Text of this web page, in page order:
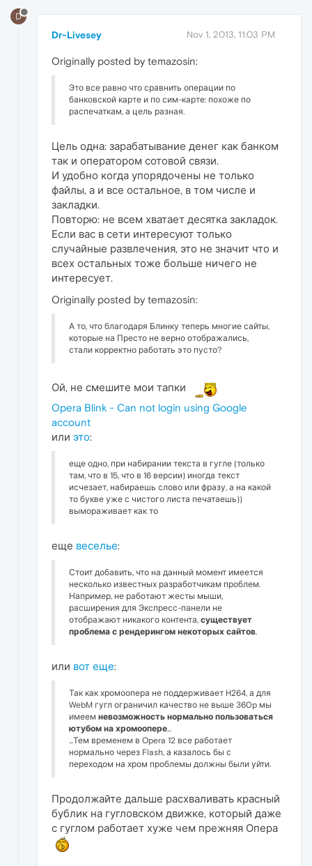
D
Dr-Livesey Nov 1, 2013, 11:03 PM
Originally posted by temazosin:
Это все равно что сравнить операции по
банковской карте и по сим-карте: похоже по
распечаткам, а цель разная.
Цель одна: зарабатывание денег как банком
так и оператором сотовой связи.
И удобно когда упорядочены не только
файлы, а и все остальное, в том числе и
закладки.
Повторю: не всем хватает десятка закладок.
Если вас в сети интересуют только
случайные развлечения, это не значит что и
всех остальных тоже больше ничего не
интересует.
Originally posted by temazosin:
А то, что благодаря Блинку теперь многие сайты,
которые на Престо не верно отображались,
стали корректно работать это пусто?
Ой, не смешите мои тапки
Opera Blink - Can not login using Google
account
или это:
еще одно, при набирании текста в гугле (только
там, что в 15, что в 16 версии) иногда текст
исчезает, набираешь слово или фразу, а на какой
то букве уже с чистого листа печатаешь))
вымораживает как то
еще веселье:
Стоит добавить, что на данный момент имеется
несколько известных разработчикам проблем.
Например, не работают жесты мыши,
расширения для Экспресс-панели не
отображают никакого контента, существует
проблема с рендерингом некоторых сайтов.
или вот еще:
Так как хромоопера не поддерживает H264, а для
WebM гугл ограничил качество не выше 360p мы
имеем невозможность нормально пользоваться
ютубом на хромоопере...
...Тем временем в Opera 12 все работает
нормально через Flash, а казалось бы с
переходом на хром проблемы должны были уйти.
Продолжайте дальше расхваливать красный
бублик на гугловском движке, который даже
с гуглом работает хуже чем прежняя Опера